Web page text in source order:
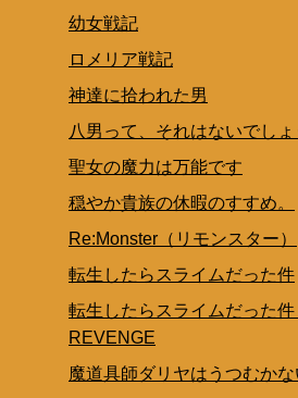
幼女戦記
ロメリア戦記
神達に拾われた男
八男って、それはないでしょ
聖女の魔力は万能です
穏やか貴族の休暇のすすめ。
Re:Monster（リモンスター）
転生したらスライムだった件
転生したらスライムだった
REVENGE
魔道具師ダリヤはうつむかな